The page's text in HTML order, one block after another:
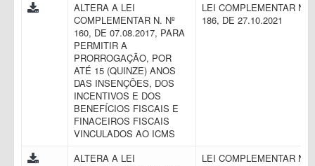
ALTERA A LEI
COMPLEMENTAR N. Nº
160, DE 07.08.2017, PARA
PERMITIR A
PRORROGAÇÃO, POR
ATÉ 15 (QUINZE) ANOS
DAS INSENÇÕES, DOS
INCENTIVOS E DOS
BENEFÍCIOS FISCAIS E
FINACEIROS FISCAIS
VINCULADOS AO ICMS
LEI COMPLEMENTAR N.
186, DE 27.10.2021
ALTERA A LEI
LEI COMPLEMENTAR N.